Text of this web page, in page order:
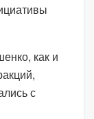
как и
с